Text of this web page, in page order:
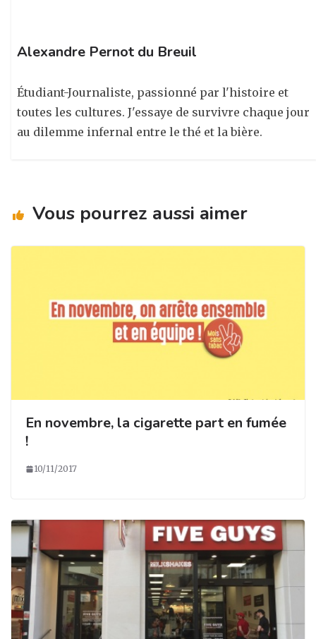
Alexandre Pernot du Breuil
Étudiant-Journaliste, passionné par l'histoire et
toutes les cultures. J'essaye de survivre chaque jour
au dilemme infernal entre le thé et la bière.
Vous pourrez aussi aimer
En novembre, la cigarette part en fumée
!
10/11/2017